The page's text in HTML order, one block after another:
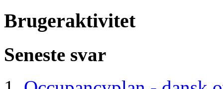
Brugeraktivitet
Seneste svar